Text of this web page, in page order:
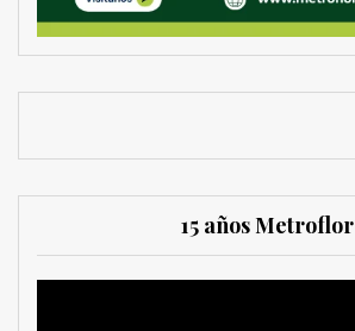
15 años Metroflor